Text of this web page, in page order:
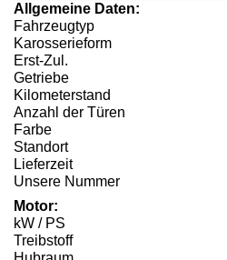
Allgemeine Daten:
Fahrzeugtyp
Karosserieform
Erst-Zul.
Getriebe
Kilometerstand
Anzahl der Türen
Farbe
Standort
Lieferzeit
Unsere Nummer
Motor:
kW / PS
Treibstoff